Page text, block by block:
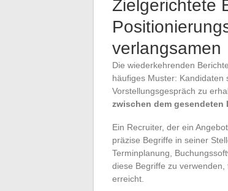
Zielgerichtete
verlangsamen
Die wiederkehrenden
häufiges Muster:
Vorstellungsgespräch zu
zwischen dem gesendeten
Ein Recruiter, der ein
präzise Begriffe in seiner
Terminplanung,
diese Begriffe zu
erreicht.